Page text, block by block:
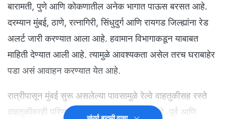
बारामती, पुणे आणि कोकणातील अनेक भागात पाऊस बरसत आहे.
दरम्यान मुंबई, ठाणे, रत्नागिरी, सिंधुदुर्ग आणि रायगड जिल्ह्यांना रेड
अलर्ट जारी करण्यात आला आहे. हवामान विभागाकडून याबाबत
माहिती देण्यात आली आहे. त्यामुळे आवश्यकता असेल तरच घराबाहेर
पडा असं आवाहन करण्यात येत आहे.
रात्रीपासून मुंबई सुरू असलेल्या पावसामुळे रेल्वे वाहतुकीसह रस्ते
वाहतुकीवरही परिणाम झाल्याचं पाहायला मिळत आहे. पूर्व आणि